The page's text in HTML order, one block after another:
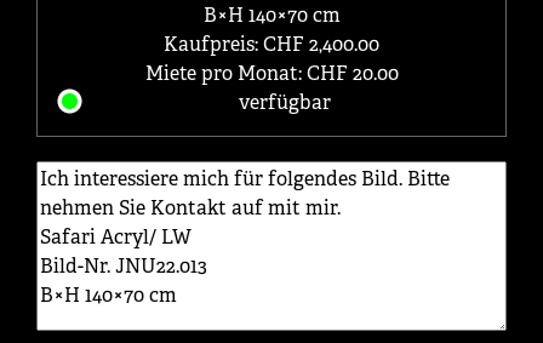
B×H 140×70 cm
Kaufpreis: CHF 2,400.00
Miete pro Monat: CHF 20.00
verfügbar